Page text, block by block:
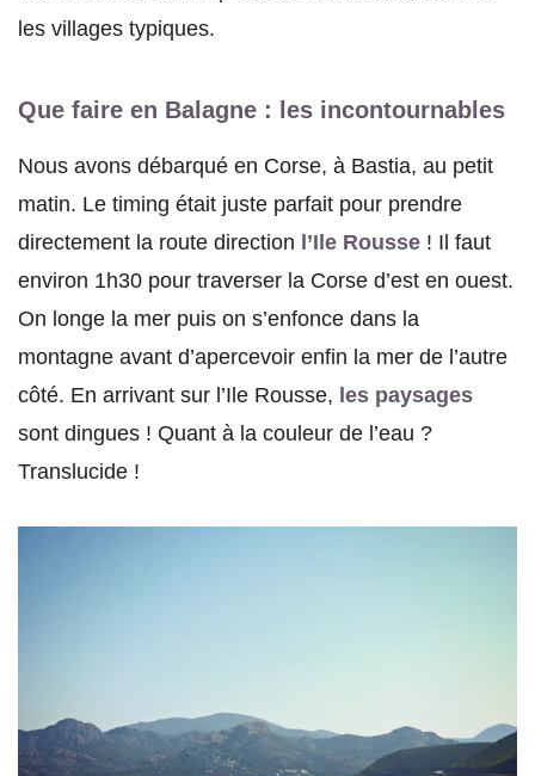
les villages typiques.
Que faire en Balagne : les incontournables
Nous avons débarqué en Corse, à Bastia, au petit
matin. Le timing était juste parfait pour prendre
directement la route direction l’Ile Rousse ! Il faut
environ 1h30 pour traverser la Corse d’est en ouest.
On longe la mer puis on s’enfonce dans la
montagne avant d’apercevoir enfin la mer de l’autre
côté. En arrivant sur l’Ile Rousse, les paysages
sont dingues ! Quant à la couleur de l’eau ?
Translucide !